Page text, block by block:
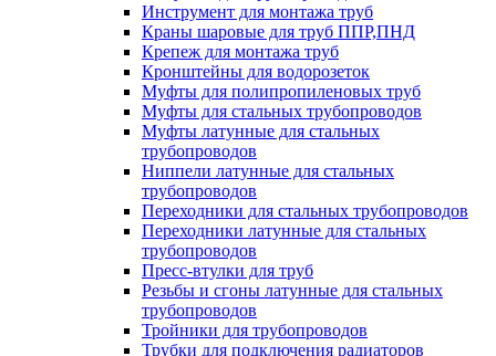
Инструмент для монтажа труб
Краны шаровые для труб ППР,ПНД
Крепеж для монтажа труб
Кронштейны для водорозеток
Муфты для полипропиленовых труб
Муфты для стальных трубопроводов
Муфты латунные для стальных
трубопроводов
Ниппели латунные для стальных
трубопроводов
Переходники для стальных трубопроводов
Переходники латунные для стальных
трубопроводов
Пресс-втулки для труб
Резьбы и сгоны латунные для стальных
трубопроводов
Тройники для трубопроводов
Трубки для подключения радиаторов